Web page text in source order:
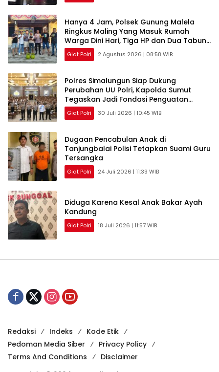
Hanya 4 Jam, Polsek Gunung Malela
Ringkus Maling Yang Masuk Rumah
Warga Dini Hari, Tiga HP dan Dua Tabung
Gas Berhasil Diamankan
Giat Polri 2 Agustus 2026 | 08:58 WIB
Polres Simalungun Siap Dukung
Perubahan UU Polri, Kapolda Sumut
Tegaskan Jadi Fondasi Penguatan
Profesionalisme dan Akuntabilitas
Personel
Giat Polri 30 Juli 2026 | 10:45 WIB
Dugaan Pencabulan Anak di
Tanjungbalai Polisi Tetapkan Suami Guru
Tersangka
Giat Polri 24 Juli 2026 | 11:39 WIB
Diduga Karena Kesal Anak Bakar Ayah
Kandung
Giat Polri 18 Juli 2026 | 11:57 WIB
Redaksi Indeks
Kode Etik
Pedoman Media Siber
Privacy Policy
Terms And Conditions
Disclaimer